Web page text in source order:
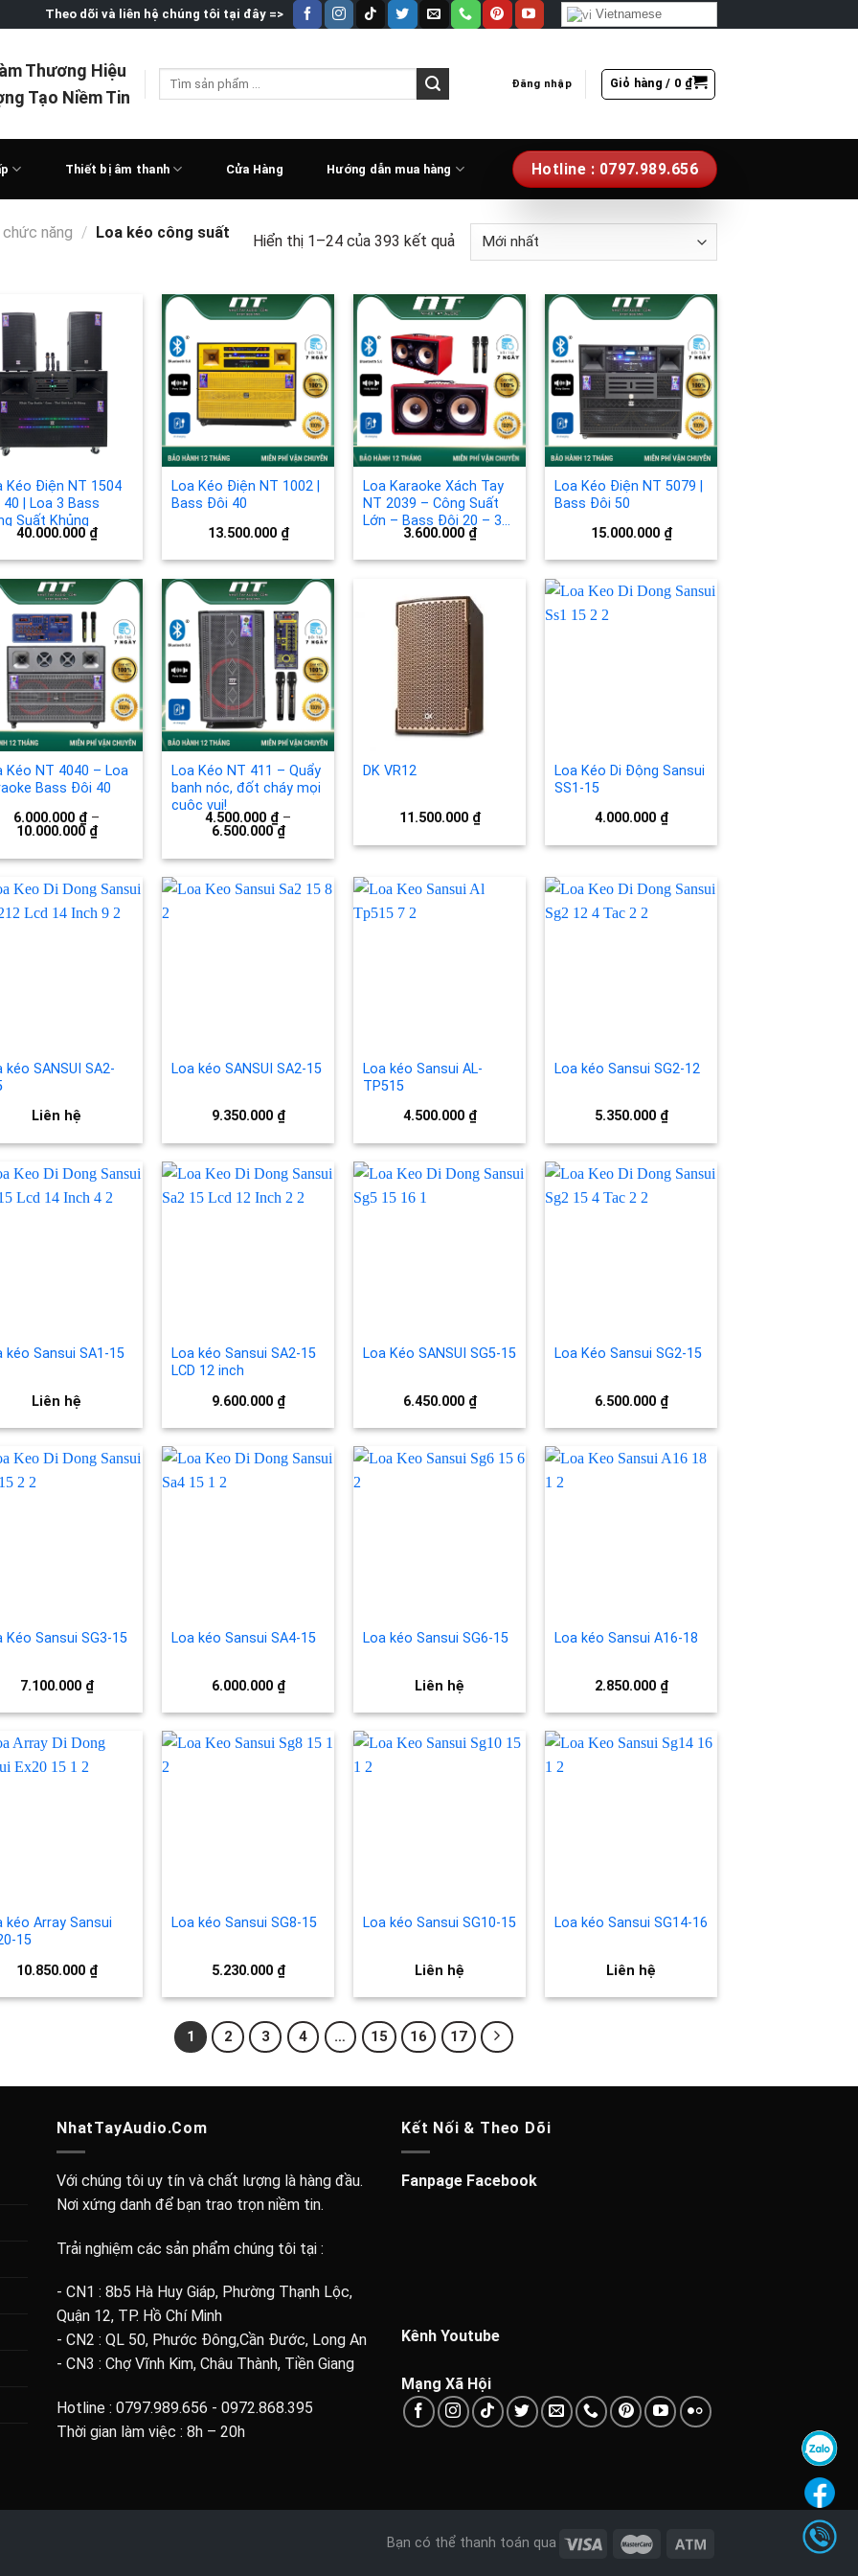
Theo dõi và liên hệ chúng tôi tại đây => Vietnamese
Thương Hiệu
Tạo Niềm Tin
Tìm
Đăng nhập Giỏ hàng / 0 ₫
Thiết bị âm thanh Cửa Hàng Hướng dẫn mua hàng Hotline : 0797.989.656
năng /
Loa kéo công suất
Hiển thị 1–24 của 393 kết quả
Add to
wishlist
Kéo Điện NT 1504
40 | Loa 3 Bass
Suất Khủng
40.000.000 ₫
Add to
wishlist
Loa Kéo Điện NT 1002 |
Bass Đôi 40
13.500.000 ₫
Add to
wishlist
Loa Karaoke Xách Tay
NT 2039 – Công Suất
Lớn – Bass Đôi 20 – 3
Đường Tiếng
3.600.000 ₫
Add to
wishlist
Loa Kéo Điện NT 5079 |
Bass Đôi 50
15.000.000 ₫
Add to
wishlist
Kéo NT 4040 – Loa
Bass Đôi 40
6.000.000 ₫–
10.000.000 ₫
Add to
wishlist
Loa Kéo NT 411 – Quẩy
banh nóc, đốt cháy mọi
cuộc vui!
4.500.000 ₫–
6.500.000 ₫
DK VR12
11.500.000 ₫
Loa Kéo Di Động Sansui
SS1-15
4.000.000 ₫
kéo SANSUI SA2-
Liên hệ
Loa kéo SANSUI SA2-15
9.350.000 ₫
Loa kéo Sansui AL-
TP515
4.500.000 ₫
Loa kéo Sansui SG2-12
5.350.000 ₫
kéo Sansui SA1-15
Liên hệ
Loa kéo Sansui SA2-15
LCD 12 inch
9.600.000 ₫
Loa Kéo SANSUI SG5-15
6.450.000 ₫
Loa Kéo Sansui SG2-15
6.500.000 ₫
Kéo Sansui SG3-15
7.100.000 ₫
Loa kéo Sansui SA4-15
6.000.000 ₫
Loa kéo Sansui SG6-15
Liên hệ
Loa kéo Sansui A16-18
2.850.000 ₫
kéo Array Sansui
15
10.850.000 ₫
Loa kéo Sansui SG8-15
5.230.000 ₫
Loa kéo Sansui SG10-15
Liên hệ
Loa kéo Sansui SG14-16
Liên hệ
1 2 3 4 … 15 16 17
NhatTayAudio.Com
Với chúng tôi uy tín và chất lượng là hàng đầu.
Nơi xứng danh để bạn trao trọn niềm tin.
Trải nghiệm các sản phẩm chúng tôi tại :
- CN1 : 8b5 Hà Huy Giáp, Phường Thạnh Lộc,
Quận 12, TP. Hồ Chí Minh
- CN2 : QL 50, Phước Đông,Cần Đước, Long An
- CN3 : Chợ Vĩnh Kim, Châu Thành, Tiền Giang
Hotline : 0797.989.656 - 0972.868.395
Thời gian làm việc : 8h – 20h
Kết Nối & Theo Dõi
Fanpage Facebook
Kênh Youtube
Mạng Xã Hội
Bạn có thể thanh toán qua